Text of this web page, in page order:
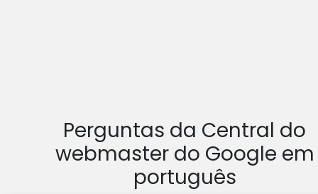
Perguntas da Central do
webmaster do Google em
português